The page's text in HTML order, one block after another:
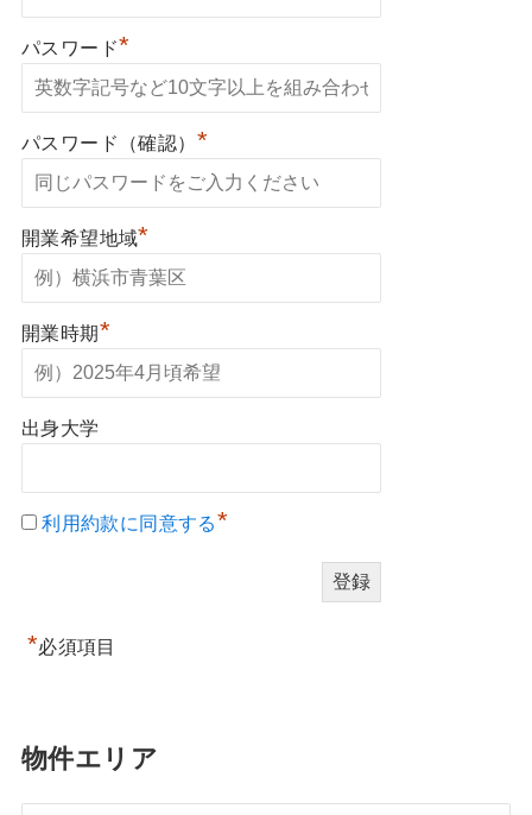
パスワード*
パスワード（確認） *
開業希望地域*
開業時期*
出身大学
利用約款に同意する*
*必須項目
物件エリア